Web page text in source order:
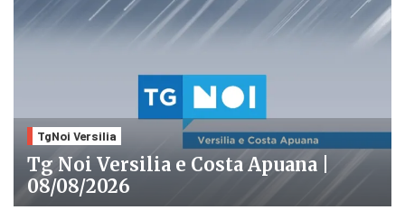
TgNoi Versilia
Tg Noi Versilia e Costa Apuana |
08/08/2026